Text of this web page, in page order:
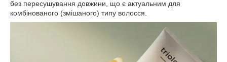
без пересушування довжини, що є актуальним для
комбінованого (змішаного) типу волосся.